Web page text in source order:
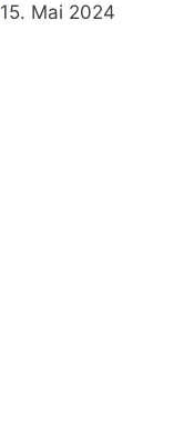
15. Mai 2024